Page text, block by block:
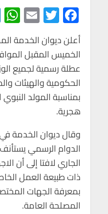
F
ac
e
b
o
o
k
T
wi
tt
er
E
m
ailأعلن ديوان الخدمة
عطلة رسمية لجميع
الحكومية والهيئات
هجرية.
وقال ديوان الخدمة
الجاري لافتا إلى أن
ذات طبيعة العمل
بمعرفة الجهات
المصلحة العامة.